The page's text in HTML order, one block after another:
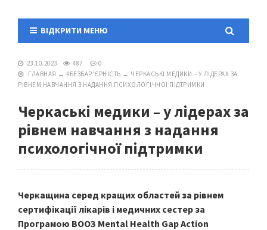
ВІДКРИТИ МЕНЮ
23.10.2023 487
0
ГЛАВНАЯ → #БЕЗБАР'ЄРНІСТЬ → ЧЕРКАСЬКІ МЕДИКИ – У ЛІДЕРАХ ЗА
РІВНЕМ НАВЧАННЯ З НАДАННЯ ПСИХОЛОГІЧНОЇ ПІДТРИМКИ
Черкаські медики – у лідерах за
рівнем навчання з надання
психологічної підтримки
Черкащина серед кращих областей за рівнем
сертифікації лікарів і медичних сестер за
Програмою ВООЗ Mental Health Gap Action